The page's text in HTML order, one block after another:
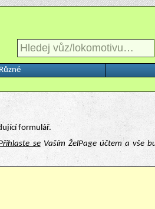
Různé
formulář.
seVaším ŽelPage účtem a vše